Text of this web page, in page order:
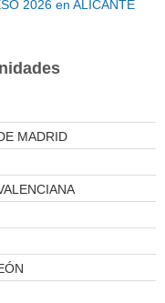
2026 en ALICANTE
MADRID